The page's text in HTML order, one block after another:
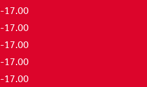
17.00
17.00
17.00
17.00
17.00